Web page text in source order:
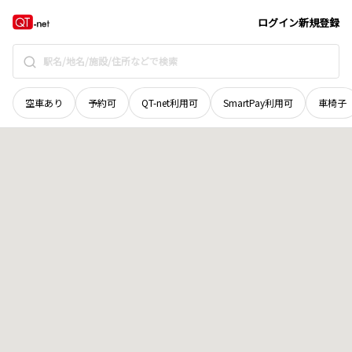
ログイン新規登録
空車あり 予約可 QT-net利用可 SmartPay利用可 車椅子
奈良県